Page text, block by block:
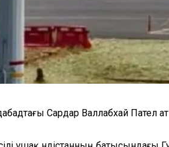
Сардар Валлабхай